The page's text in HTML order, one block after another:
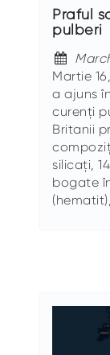
Praful
pulberi
Martie
a ajuns
curenți
Britanii
silicați,
bogate